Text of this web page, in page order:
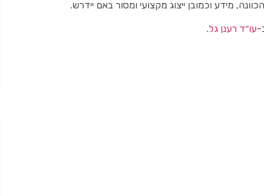
מידע וכמובן ייצוג מקצועי ומסור באם יידרש.
עו״ד רענן גל.